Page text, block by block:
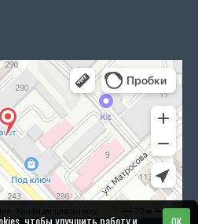
чтобы улучшить работу и